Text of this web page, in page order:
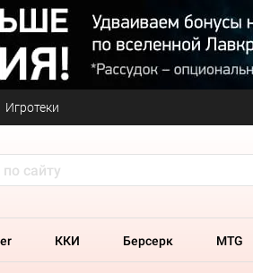
Игротеки
ККИ Берсерк MTG